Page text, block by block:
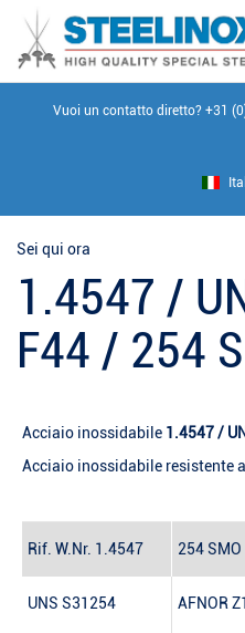
Vuoi un contatto diretto? +31
Sei qui ora
1.4547 /
F44 / 254
Acciaio inossidabile 1.4547 /
Acciaio inossidabile resistente
Rif. W.Nr. 1.4547 254 SMO
UNS S31254 AFNOR